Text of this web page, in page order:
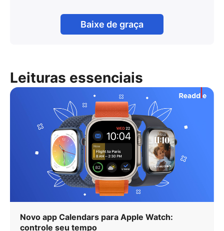
Baixe de graça
Leituras essenciais
Novo app Calendars para Apple Watch:
controle seu tempo